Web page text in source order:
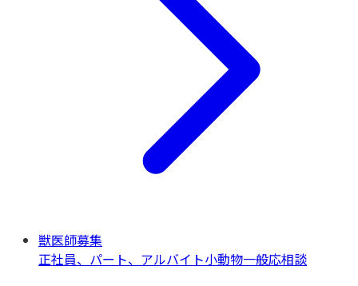
獣医師募集
正社員、パート、アルバイト小動物一般応相談